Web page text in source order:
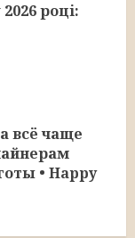
році:
всё чаще
• Happy